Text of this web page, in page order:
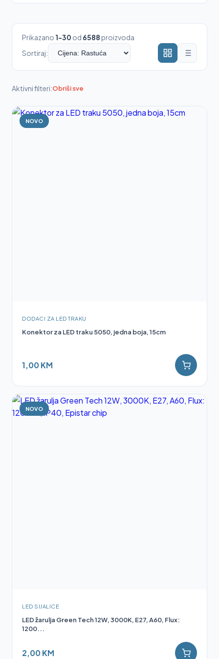
Prikazano 1-30 od 6588proizvoda
Sortiraj:
Aktivni filteri:Obriši sve
NOVO
DODACI ZA LED TRAKU
Konektor za LED traku 5050, jedna boja, 15cm
1,00 KM
NOVO
LED SIJALICE
LED žarulja Green Tech 12W, 3000K, E27, A60, Flux:
1200...
2,00 KM